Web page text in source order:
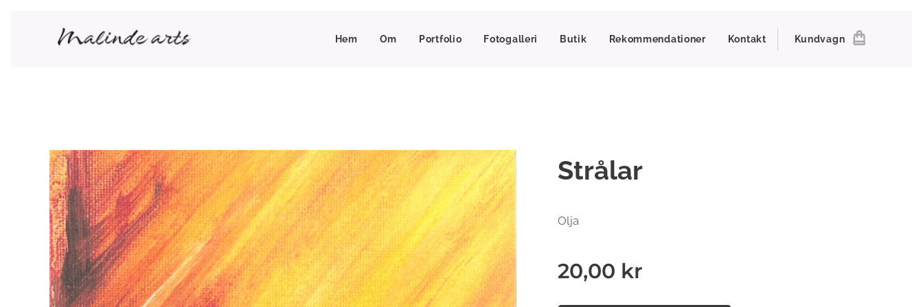
Hem Om Portfolio Fotogalleri Butik Rekommendationer Kontakt Kundvagn
Strålar
Olja
20,00 kr